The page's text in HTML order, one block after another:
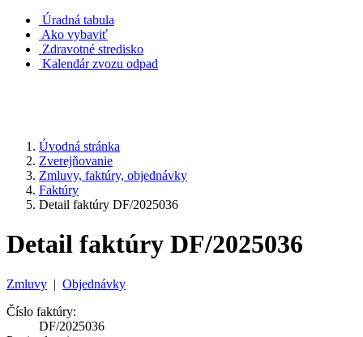
Úradná tabula
Ako vybaviť
Zdravotné stredisko
Kalendár zvozu odpad
Úvodná stránka
Zverejňovanie
Zmluvy, faktúry, objednávky
Faktúry
Detail faktúry DF/2025036
Detail faktúry DF/2025036
Zmluvy | Objednávky
Číslo faktúry:
DF/2025036